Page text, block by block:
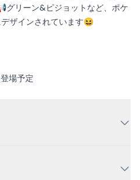
グリーン&ピジョットなど、ポケ
ザインされています😆
場予定